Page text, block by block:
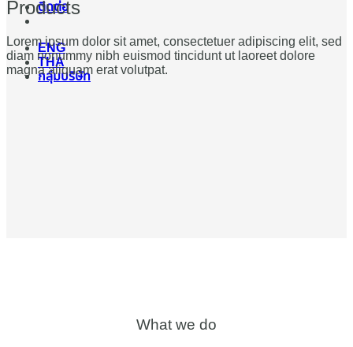
ติดต่อ
ENG
THA
กลุ่มบริษัท
Products
Lorem ipsum dolor sit amet, consectetuer adipiscing elit, sed
diam nonummy nibh euismod tincidunt ut laoreet dolore
magna aliquam erat volutpat.
What we do